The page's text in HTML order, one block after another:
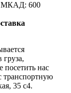
МКАД: 600
груза,
посетить нас
транспортную
35 c4.